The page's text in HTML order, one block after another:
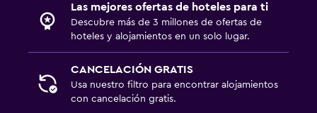
Bar/lounge
Cuna/cama nido disponibles
Piscina (para niños)
Las mejores ofertas de hoteles para ti
Descubre más de 3 millones de ofertas de
hoteles y alojamientos en un solo lugar.
CANCELACIÓN GRATIS
Usa nuestro filtro para encontrar alojamientos
con cancelación gratis.